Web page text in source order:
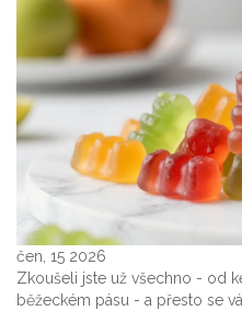
čen, 15 2026
Zkoušeli jste už všechno - od
běžeckém pásu - a přesto se